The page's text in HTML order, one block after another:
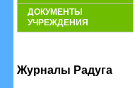
ДОКУМЕНТЫ
УЧРЕЖДЕНИЯ
Журналы Радуга